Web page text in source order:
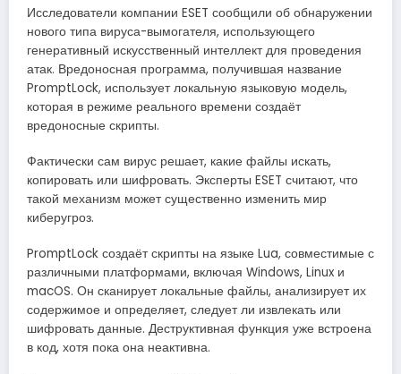
Исследователи компании ESET сообщили об обнаружении
нового типа вируса-вымогателя, использующего
генеративный искусственный интеллект для проведения
атак. Вредоносная программа, получившая название
PromptLock, использует локальную языковую модель,
которая в режиме реального времени создаёт
вредоносные скрипты.
Фактически сам вирус решает, какие файлы искать,
копировать или шифровать. Эксперты ESET считают, что
такой механизм может существенно изменить мир
киберугроз.
PromptLock создаёт скрипты на языке Lua, совместимые с
различными платформами, включая Windows, Linux и
macOS. Он сканирует локальные файлы, анализирует их
содержимое и определяет, следует ли извлекать или
шифровать данные. Деструктивная функция уже встроена
в код, хотя пока она неактивна.